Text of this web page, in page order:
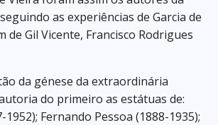
as experiências de Garcia de
de Gil Vicente, Francisco Rodrigues
da génese da extraordinária
do primeiro as estátuas de:
Fernando Pessoa (1888-1935);